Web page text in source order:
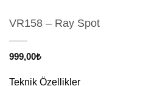
VR158 – Ray Spot
999,00₺
Teknik Özellikler